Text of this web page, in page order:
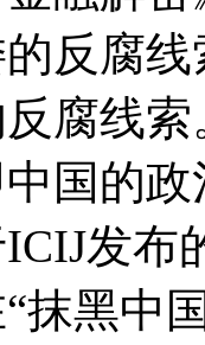
反腐
腐线
国的
发布
抹黑中